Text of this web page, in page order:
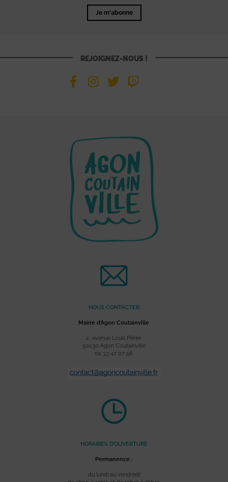
Je m'abonne
REJOIGNEZ-NOUS !
NOUS CONTACTER
Mairie d’Agon Coutainville
2, avenue Louis Périer
50230 Agon Coutainville
02 33 47 07 56
HORAIRES D’OUVERTURE
Permanence :
du lundi au vendredi